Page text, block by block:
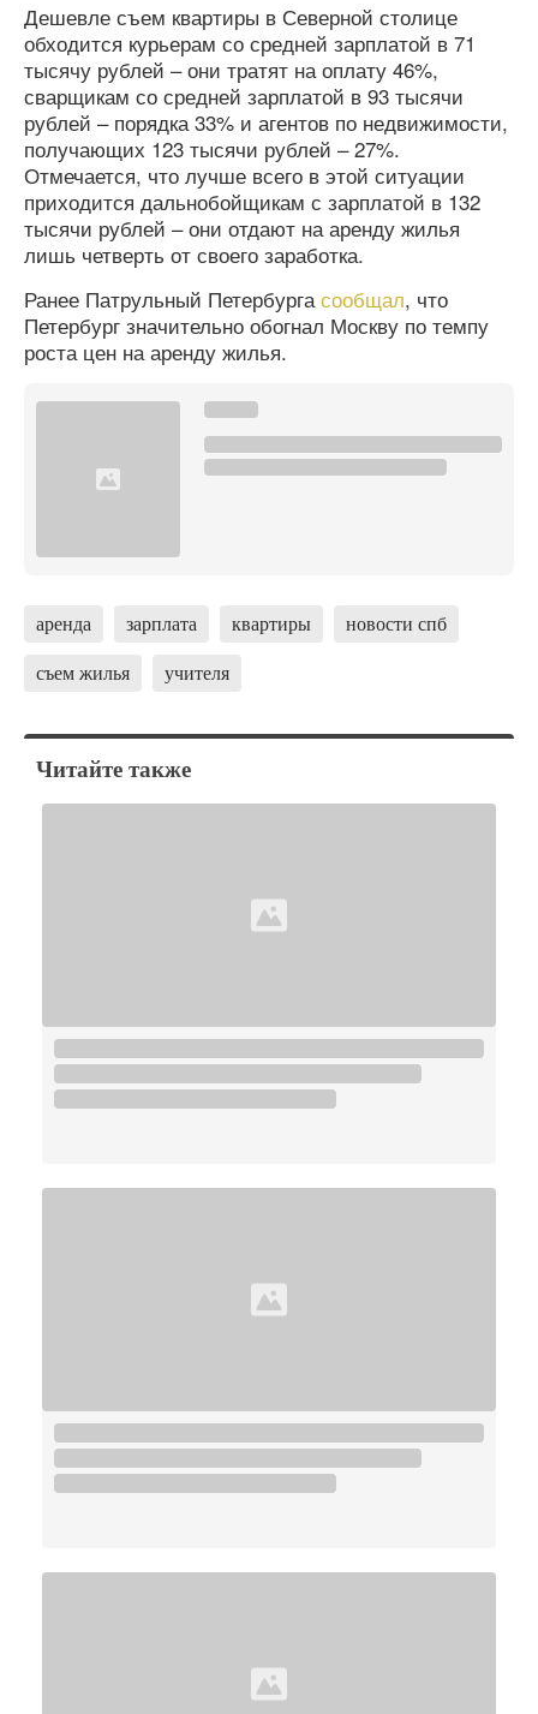
Дешевле съем квартиры в Северной столице
обходится курьерам со средней зарплатой в 71
тысячу рублей – они тратят на оплату 46%,
сварщикам со средней зарплатой в 93 тысячи
рублей – порядка 33% и агентов по недвижимости,
получающих 123 тысячи рублей – 27%.
Отмечается, что лучше всего в этой ситуации
приходится дальнобойщикам с зарплатой в 132
тысячи рублей – они отдают на аренду жилья
лишь четверть от своего заработка.
Ранее Патрульный Петербургасообщал, что
Петербург значительно обогнал Москву по темпу
роста цен на аренду жилья.
аренда зарплата квартиры
новости спб
съем жилья
учителя
Читайте также